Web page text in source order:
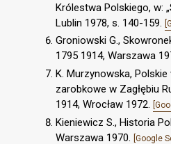
Królestwa Polskiego, w:
Lublin 1978, s. 140-159.
Groniowski G.,
1795 1914, Warszawa
K. Murzynowska,
zarobkowe w Zagłębiu
1914, Wrocław 1972.
Kieniewicz S., Historia
Warszawa 1970. [Google